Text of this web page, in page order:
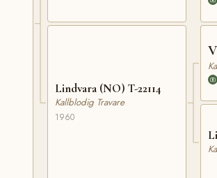
Lindvara (NO) T-22114
Kallblodig Travare
1960